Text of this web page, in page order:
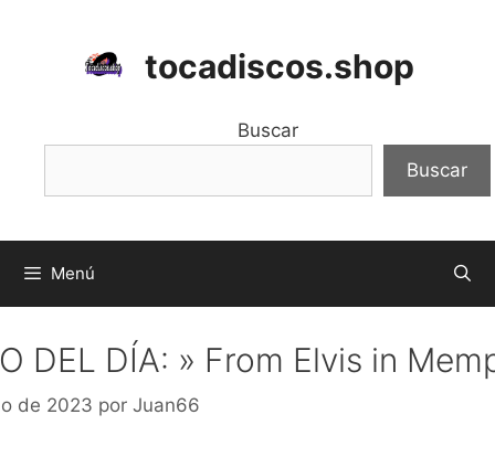
contenido
tocadiscos.shop
Buscar
Buscar
Menú
DEL DÍA: » From Elvis in
de 2023 por Juan66